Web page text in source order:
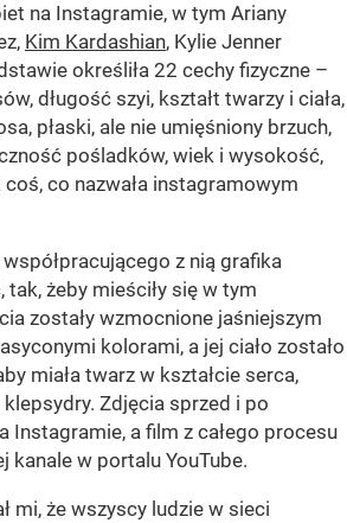
na Instagramie, w tym Ariany
Kim Kardashian, Kylie Jenner
określiła 22 cechy fizyczne –
długość szyi, kształt twarzy i ciała,
płaski, ale nie umięśniony brzuch,
pośladków, wiek i wysokość,
coś, co nazwała instagramowym
z nią grafika
żeby mieściły się w tym
zostały wzmocnione jaśniejszym
kolorami, a jej ciało zostało
miała twarz w kształcie serca,
Zdjęcia sprzed i po
Instagramie, a film z całego procesu
kanale w portalu YouTube.
mi, że wszyscy ludzie w sieci